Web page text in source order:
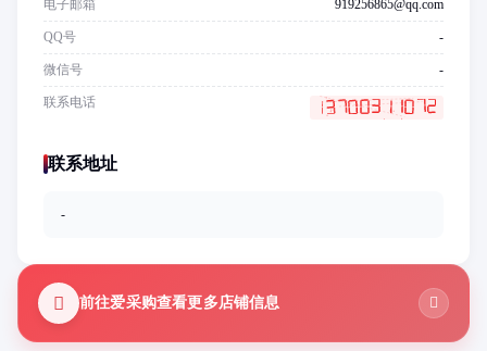
电子邮箱 919256865@qq.com
QQ号 -
微信号 -
联系电话
联系地址
-
前往爱采购查看更多店铺信息